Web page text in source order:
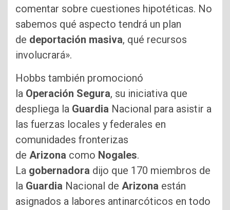
comentar sobre cuestiones hipotéticas. No
sabemos qué aspecto tendrá un plan
de deportación masiva, qué recursos
involucrará».
Hobbs también promocionó
la Operación Segura, su iniciativa que
despliega la Guardia Nacional para asistir a
las fuerzas locales y federales en
comunidades fronterizas
de Arizona como Nogales.
La gobernadora dijo que 170 miembros de
la Guardia Nacional de Arizona están
asignados a labores antinarcóticos en todo